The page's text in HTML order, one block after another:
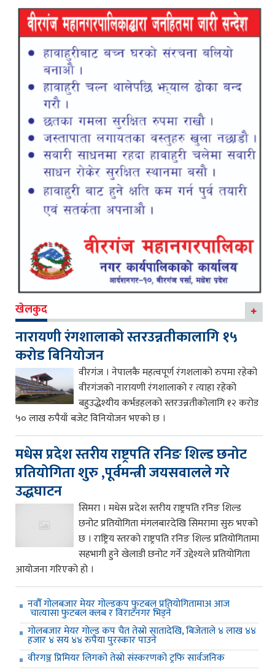
खेलकुद
नारायणी रंगशालाको स्तरउन्नतीकालागि १५
करोड बिनियोजन
वीरगंज । नेपालकै महत्वपूर्ण रंगशलाको रुपमा रहेको
वीरगंजको नारायणी रंगशालाको र त्याहा रहेको
बहुउद्धेश्यीय कर्भडहलको स्तरउन्नतीकोलागि १२ करोड
५० लाख रुपैयाँ बजेट विनियोजन भएको छ ।
मधेस प्रदेश स्तरीय राष्ट्रपति रनिङ शिल्ड छनोट
प्रतियोगिता शुरु ,पूर्वमन्त्री जयसवालले गरे
उद्धघाटन
सिमरा । मधेस प्रदेश स्तरीय राष्ट्रपति रनिङ शिल्ड
छनोट प्रतियोगिता मंगलबारदेखि सिमरामा सुरु भएको
छ । राष्ट्रिय स्तरको राष्ट्रपति रनिङ शिल्ड प्रतियोगितामा
सहभागी हुने खेलाडी छनोट गर्ने उद्देश्यले प्रतियोगिता
आयोजना गरिएको हो ।
नवौँ गोलबजार मेयर गोल्डकप फुटबल प्रतियोगितामाअ आज
चात्यासा फुटबल क्लब र विराटनगर भिड्ने
गोलबजार मेयर गोल्ड कप चैत तेस्रो सातादेखि, बिजेताले ४ लाख ४४
हजार ४ सय ४४ रुपैया पुरस्कार पाउने
वीरगञ्ज प्रिमियर लिगको तेस्रो संस्करणको ट्रफि सार्वजनिक